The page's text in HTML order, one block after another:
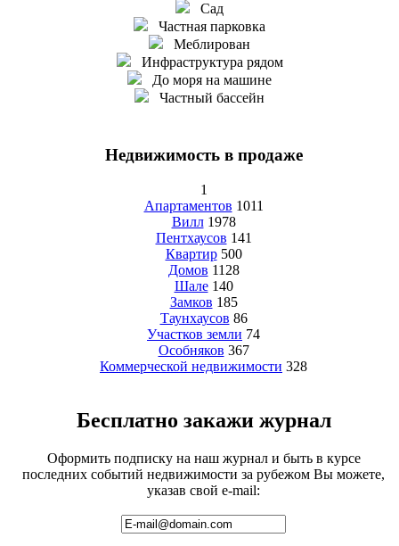
Сад
Частная парковка
Меблирован
Инфраструктура рядом
До моря на машине
Частный бассейн
Недвижимость в продаже
1
Апартаментов 1011
Вилл 1978
Пентхаусов 141
Квартир 500
Домов 1128
Шале 140
Замков 185
Таунхаусов 86
Участков земли 74
Особняков 367
Коммерческой недвижимости 328
Бесплатно закажи журнал
Оформить подписку на наш журнал и быть в курсе
последних событий недвижимости за рубежом Вы можете,
указав свой e-mail: